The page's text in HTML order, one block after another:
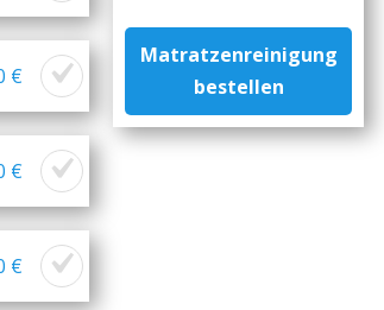
€
€
€
Matratzenreinigung
bestellen